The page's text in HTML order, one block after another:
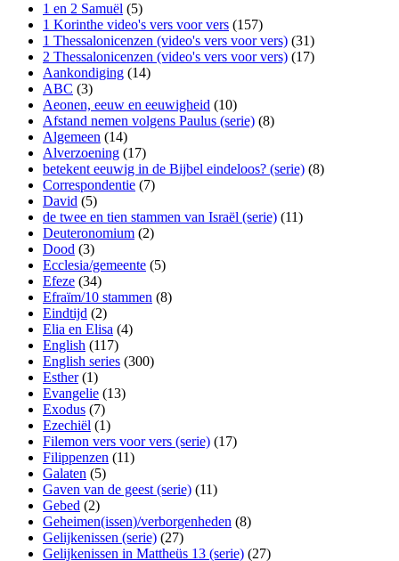
1 en 2 Samuël (5)
1 Korinthe video's vers voor vers (157)
1 Thessalonicenzen (video's vers voor vers) (31)
2 Thessalonicenzen (video's vers voor vers) (17)
Aankondiging (14)
ABC (3)
Aeonen, eeuw en eeuwigheid (10)
Afstand nemen volgens Paulus (serie) (8)
Algemeen (14)
Alverzoening (17)
betekent eeuwig in de Bijbel eindeloos? (serie) (8)
Correspondentie (7)
David (5)
de twee en tien stammen van Israël (serie) (11)
Deuteronomium (2)
Dood (3)
Ecclesia/gemeente (5)
Efeze (34)
Efraïm/10 stammen (8)
Eindtijd (2)
Elia en Elisa (4)
English (117)
English series (300)
Esther(1)
Evangelie (13)
Exodus (7)
Ezechiël (1)
Filemon vers voor vers (serie) (17)
Filippenzen (11)
Galaten (5)
Gaven van de geest (serie) (11)
Gebed (2)
Geheimen(issen)/verborgenheden (8)
Gelijkenissen (serie) (27)
Gelijkenissen in Mattheüs 13 (serie) (27)